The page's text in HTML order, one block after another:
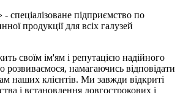
підприємство по
продукції для всіх галузей
своїм ім'ям і репутацією надійного
розвиваємося, намагаючись відповідати
наших клієнтів. Ми завжди відкриті
і встановлення довгострокових і